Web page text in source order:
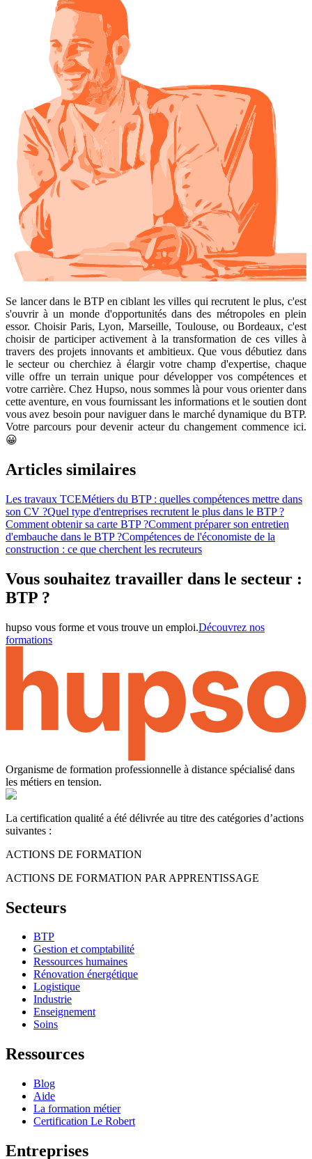
Se lancer dans le BTP en ciblant les villes qui recrutent le plus, c'est
s'ouvrir à un monde d'opportunités dans des métropoles en plein
essor. Choisir Paris, Lyon, Marseille, Toulouse, ou Bordeaux, c'est
choisir de participer activement à la transformation de ces villes à
travers des projets innovants et ambitieux. Que vous débutiez dans
le secteur ou cherchiez à élargir votre champ d'expertise, chaque
ville offre un terrain unique pour développer vos compétences et
votre carrière. Chez Hupso, nous sommes là pour vous orienter dans
cette aventure, en vous fournissant les informations et le soutien dont
vous avez besoin pour naviguer dans le marché dynamique du BTP.
Votre parcours pour devenir acteur du changement commence ici.
😀
Articles similaires
Les travaux TCEMétiers du BTP : quelles compétences mettre dans
son CV ?Quel type d'entreprises recrutent le plus dans le BTP ?
Comment obtenir sa carte BTP ?Comment préparer son entretien
d'embauche dans le BTP ?Compétences de l'économiste de la
construction : ce que cherchent les recruteurs
Vous souhaitez travailler dans le secteur :
BTP ?
hupso vous forme et vous trouve un emploi.Découvrez nos
formations
Organisme de formation professionnelle à distance spécialisé dans
les métiers en tension.
La certification qualité a été délivrée au titre des catégories d’actions
suivantes :
ACTIONS DE FORMATION
ACTIONS DE FORMATION PAR APPRENTISSAGE
Secteurs
BTP
Gestion et comptabilité
Ressources humaines
Rénovation énergétique
Logistique
Industrie
Enseignement
Soins
Ressources
Blog
Aide
La formation métier
Certification Le Robert
Entreprises